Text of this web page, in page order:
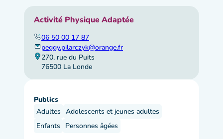
Activité Physique Adaptée
06 50 00 17 87
peggy.pilarczyk@orange.fr
270, rue du Puits
76500 La Londe
Publics
Adultes Adolescents et jeunes adultes
Enfants
Personnes âgées